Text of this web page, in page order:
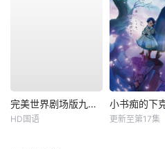
完美世界剧场版九劫焚天
HD国语 更新至第17集